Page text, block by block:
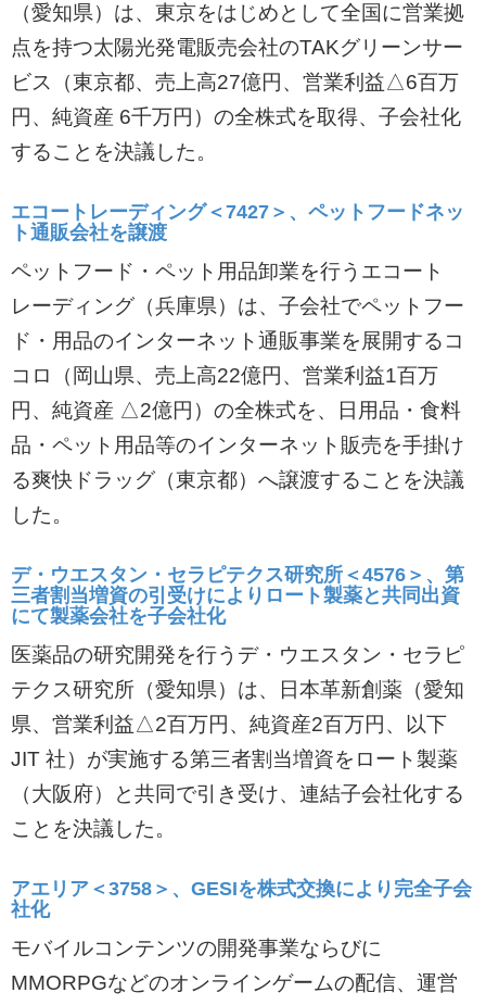
（愛知県）は、東京をはじめとして全国に営業拠
点を持つ太陽光発電販売会社のTAKグリーンサー
ビス（東京都、売上高27億円、営業利益△6百万
円、純資産 6千万円）の全株式を取得、子会社化
することを決議した。
エコートレーディング＜7427＞、ペットフードネッ
ト通販会社を譲渡
ペットフード・ペット用品卸業を行うエコート
レーディング（兵庫県）は、子会社でペットフー
ド・用品のインターネット通販事業を展開するコ
コロ（岡山県、売上高22億円、営業利益1百万
円、純資産 △2億円）の全株式を、日用品・食料
品・ペット用品等のインターネット販売を手掛け
る爽快ドラッグ（東京都）へ譲渡することを決議
した。
デ・ウエスタン・セラピテクス研究所＜4576＞、第
三者割当増資の引受けによりロート製薬と共同出資
にて製薬会社を子会社化
医薬品の研究開発を行うデ・ウエスタン・セラピ
テクス研究所（愛知県）は、日本革新創薬（愛知
県、営業利益△2百万円、純資産2百万円、以下
JIT 社）が実施する第三者割当増資をロート製薬
（大阪府）と共同で引き受け、連結子会社化する
ことを決議した。
アエリア＜3758＞、GESIを株式交換により完全子会
社化
モバイルコンテンツの開発事業ならびに
MMORPGなどのオンラインゲームの配信、運営